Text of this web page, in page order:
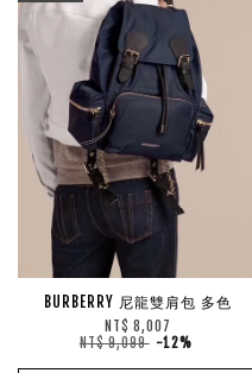
BURBERRY 尼龍雙肩包 多色
NT$ 8,007
NT$ 9,099 -12%